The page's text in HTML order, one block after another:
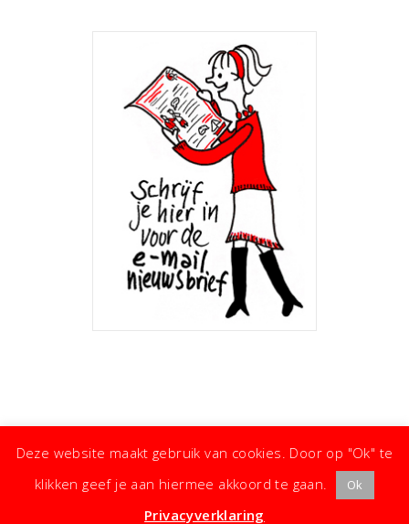
Koken met Karin· Kleine moeite, groot effect ·
Deze website maakt gebruik van cookies. Door op "Ok" te
klikken geef je aan hiermee akkoord te gaan.
Ok
Privacyverklaring